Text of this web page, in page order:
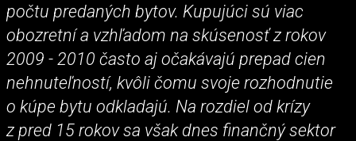
počtu predaných bytov. Kupujúci sú viac
obozretní a vzhľadom na skúsenosť z rokov
2009 - 2010 často aj očakávajú prepad cien
nehnuteľností, kvôli čomu svoje rozhodnutie
o kúpe bytu odkladajú. Na rozdiel od krízy
z pred 15 rokov sa však dnes finančný sektor